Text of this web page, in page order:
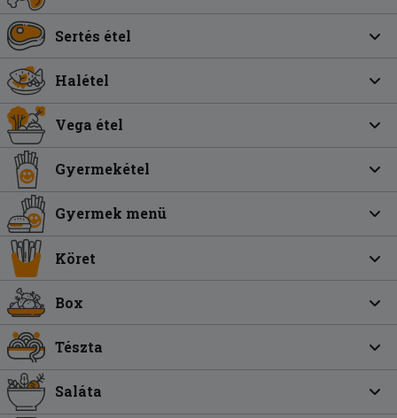
Sertés étel
Halétel
Vega étel
Gyermekétel
Gyermek menü
Köret
Box
Tészta
Saláta